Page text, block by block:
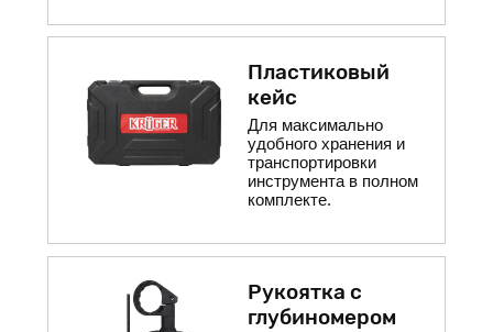
Пластиковый
кейс
Для максимально
удобного хранения и
транспортировки
инструмента в полном
комплекте.
Рукоятка с
глубиномером